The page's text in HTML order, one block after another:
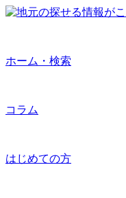
ホーム・検索
コラム
はじめての方